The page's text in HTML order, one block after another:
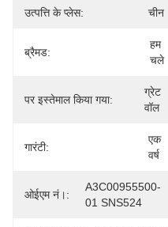
उत्पत्ति के प्लेस: चीन
ब्रैमड:
हम
चले
पर इस्तेमाल किया गया:
ग्रेट
वॉल
गारंटी:
एक
वर्ष
ओईएम नं।:
A3C00955500-
01 SNS524